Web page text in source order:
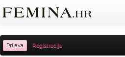
Prijava Registracija